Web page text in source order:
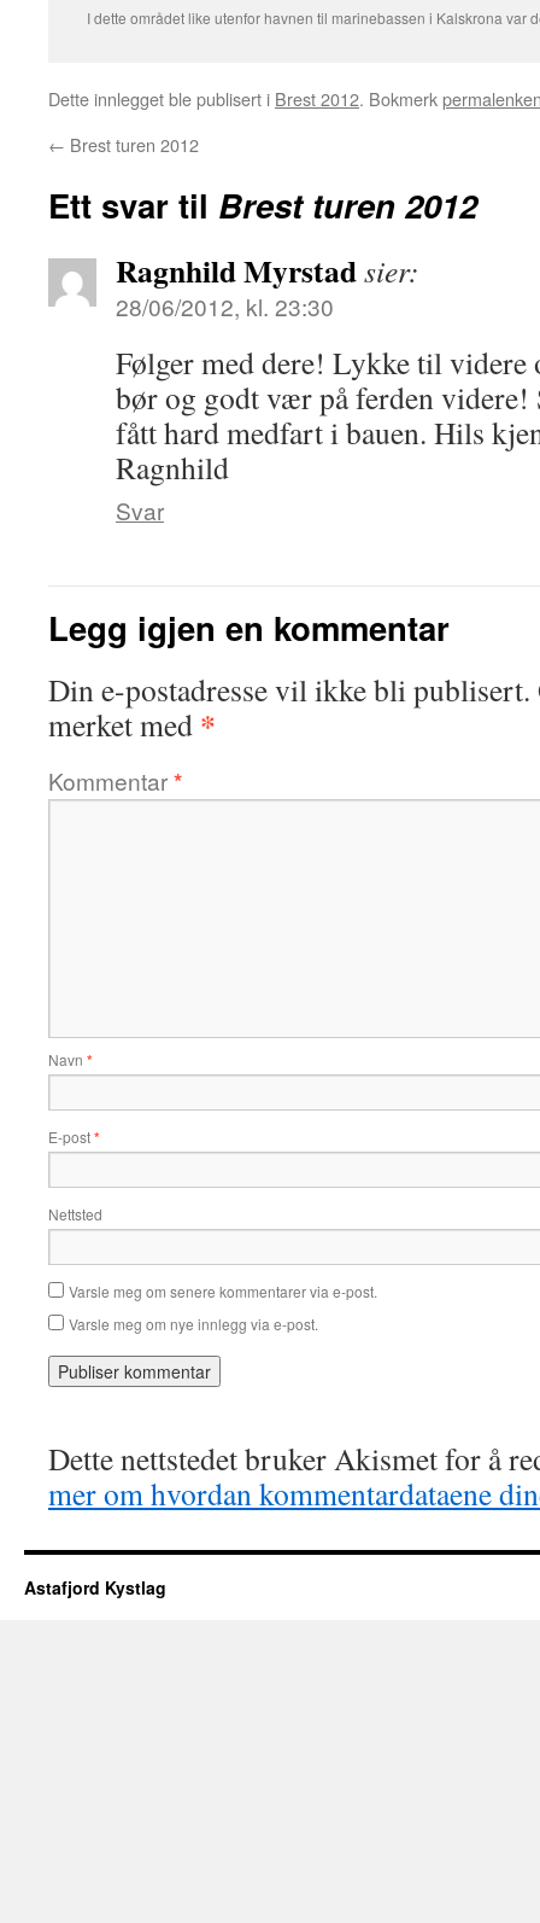
I dette området like utenfor havnen til marinebassen i Kalskrona var
Dette innlegget ble publisert i Brest 2012. Bokmerk
← Brest turen 2012
Ett svar til Brest turen 2012
Ragnhild Myrstadsier:
28/06/2012, kl. 23:30
Følger med dere! Lykke til videre
bør og godt vær på ferden videre!
fått hard medfart i bauen. Hils
Ragnhild
Svar
Legg igjen en kommentar
Din e-postadresse vil ikke bli publisert.
merket med *
Kommentar*
Navn *
E-post*
Nettsted
Varsle meg om senere kommentarer via e-post.
Varsle meg om nye innlegg via e-post.
Dette nettstedet bruker Akismet for å
mer om hvordan kommentardataene
Astafjord Kystlag